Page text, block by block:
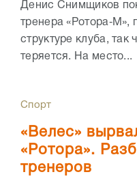
Денис Снимщиков
тренера «Ротора‑М»,
структуре клуба, так
теряется. На место...
Спорт
«Велес»
«Ротора».
тренеров